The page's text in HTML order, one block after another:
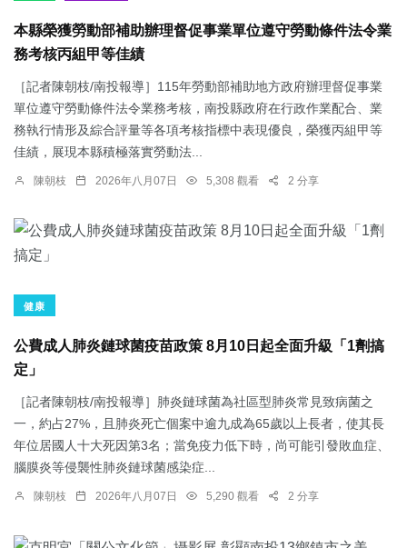
本縣榮獲勞動部補助辦理督促事業單位遵守勞動條件法令業
務考核丙組甲等佳績
［記者陳朝枝/南投報導］115年勞動部補助地方政府辦理督促事業
單位遵守勞動條件法令業務考核，南投縣政府在行政作業配合、業
務執行情形及綜合評量等各項考核指標中表現優良，榮獲丙組甲等
佳績，展現本縣積極落實勞動法...
陳朝枝 2026年八月07日 5,308 觀看 2 分享
健康
公費成人肺炎鏈球菌疫苗政策 8月10日起全面升級「1劑搞
定」
［記者陳朝枝/南投報導］肺炎鏈球菌為社區型肺炎常見致病菌之
一，約占27%，且肺炎死亡個案中逾九成為65歲以上長者，使其長
年位居國人十大死因第3名；當免疫力低下時，尚可能引發敗血症、
腦膜炎等侵襲性肺炎鏈球菌感染症...
陳朝枝 2026年八月07日 5,290 觀看 2 分享